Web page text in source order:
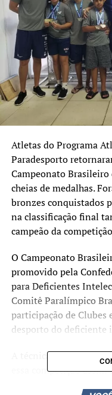
Atletas do Programa
Paradesporto
Campeonato Brasileiro
cheias de medalhas.
bronzes conquistados
na classificação final
campeão da
O Campeonato
promovido pela
para Deficientes
Comitê Paralímpico
participação de Clubes
desporto do deficiente
A técnica da equipe,
essa competição